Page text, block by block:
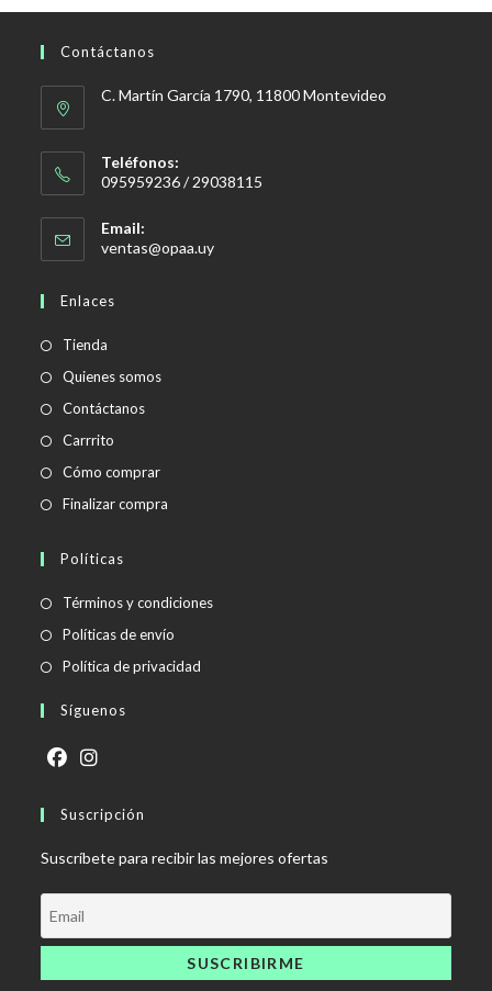
Contáctanos
C. Martín García 1790, 11800 Montevideo
Teléfonos:
095959236 / 29038115
Email:
ventas@opaa.uySe
Enlaces
Tienda
Quienes somos
Contáctanos
Carrrito
Cómo comprar
Finalizar compra
Políticas
Términos y condicionesSe
Políticas de envío
abre
Política de privacidad
Síguenos
abre
una
nueva
pestaña
abre
una
nueva
pestaña
Suscripción
Suscríbete para recibir las mejores ofertas